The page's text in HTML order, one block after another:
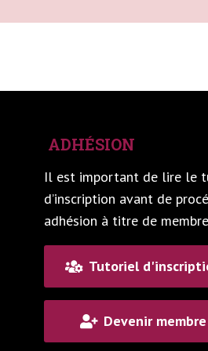
ADHÉSION
Il est important de lire le
d’inscription avant de
adhésion à titre de
Tutoriel
Devenir membre